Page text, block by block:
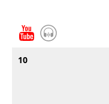
10